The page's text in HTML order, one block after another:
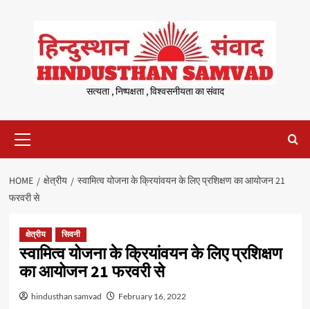
content
सत्यता , निष्पक्षता , विश्वसनीयता का संवाद
Menu
HOME क्षेत्रीय
स्वामित्व योजना के क्रियांवयन के लिए प्रशिक्षण का आयोजन 21
फरवरी से
क्षेत्रीय सिवनी
स्वामित्व योजना के क्रियांवयन के लिए प्रशिक्षण
का आयोजन 21 फरवरी से
hindusthan samvad February 16, 2022